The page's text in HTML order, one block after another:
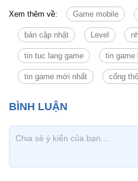
Xem thêm về: Game mobile
bản cập nhật Level
tin tuc lang game tin game
tin game mới nhất cổng